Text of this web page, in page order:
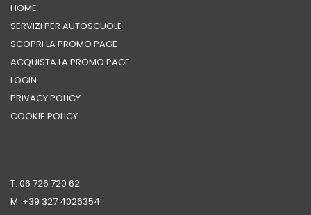
HOME
SERVIZI PER AUTOSCUOLE
SCOPRI LA PROMO PAGE
ACQUISTA LA PROMO PAGE
LOGIN
PRIVACY POLICY
COOKIE POLICY
T. 06 726 720 62
M. +39 ‭327 4026354‬